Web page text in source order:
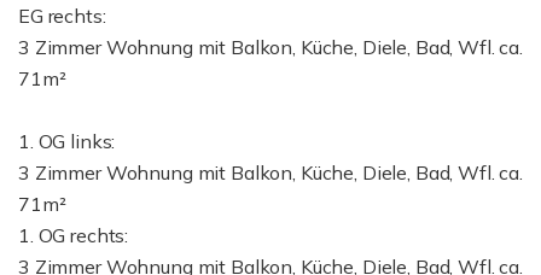
EG rechts:
3 Zimmer Wohnung mit Balkon, Küche, Diele, Bad, Wfl. ca.
71m²
1. OG links:
3 Zimmer Wohnung mit Balkon, Küche, Diele, Bad, Wfl. ca.
71m²
1. OG rechts:
3 Zimmer Wohnung mit Balkon, Küche, Diele, Bad, Wfl. ca.